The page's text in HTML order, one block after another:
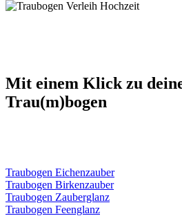
Mit einem Klick zu
Trau(m)bogen
Traubogen Eichenzauber
Traubogen Birkenzauber
Traubogen Zauberglanz
Traubogen Feenglanz